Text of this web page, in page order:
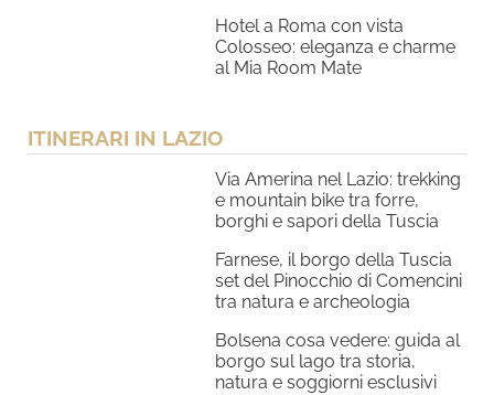
Hotel a Roma con vista
Colosseo: eleganza e charme
al Mia Room Mate
ITINERARI IN LAZIO
Via Amerina nel Lazio: trekking
e mountain bike tra forre,
borghi e sapori della Tuscia
Farnese, il borgo della Tuscia
set del Pinocchio di Comencini
tra natura e archeologia
Bolsena cosa vedere: guida al
borgo sul lago tra storia,
natura e soggiorni esclusivi